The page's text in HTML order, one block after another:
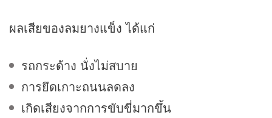
ผลเสียของลมยางแข็ง ได้แก่
รถกระด้าง นั่งไม่สบาย
การยึดเกาะถนนลดลง
เกิดเสียงจากการขับขี่มากขึ้น